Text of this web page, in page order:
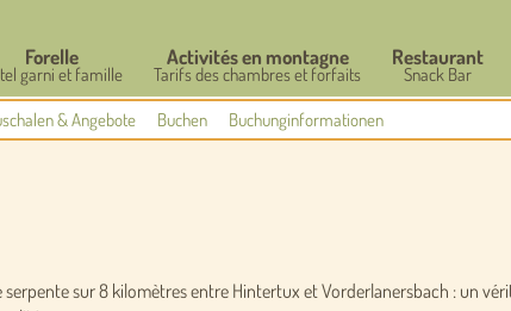
Forelle
garni et famille
Activités en montagne
Tarifs des chambres et forfaits
Restaurant
Snack Bar
& Angebote Buchen Buchunginformationen
serpente sur 8 kilomètres entre Hintertux et Vorderlanersbach : un